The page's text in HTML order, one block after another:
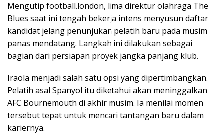
Mengutip football.london, lima direktur olahraga The
Blues saat ini tengah bekerja intens menyusun daftar
kandidat jelang penunjukan pelatih baru pada musim
panas mendatang. Langkah ini dilakukan sebagai
bagian dari persiapan proyek jangka panjang klub.
Iraola menjadi salah satu opsi yang dipertimbangkan.
Pelatih asal Spanyol itu diketahui akan meninggalkan
AFC Bournemouth di akhir musim. Ia menilai momen
tersebut tepat untuk mencari tantangan baru dalam
kariernya.